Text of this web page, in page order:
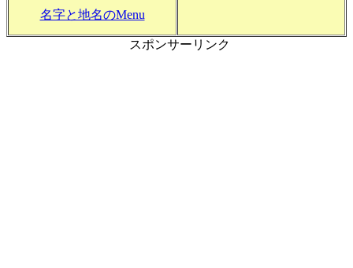
名字と地名のMenu
スポンサーリンク